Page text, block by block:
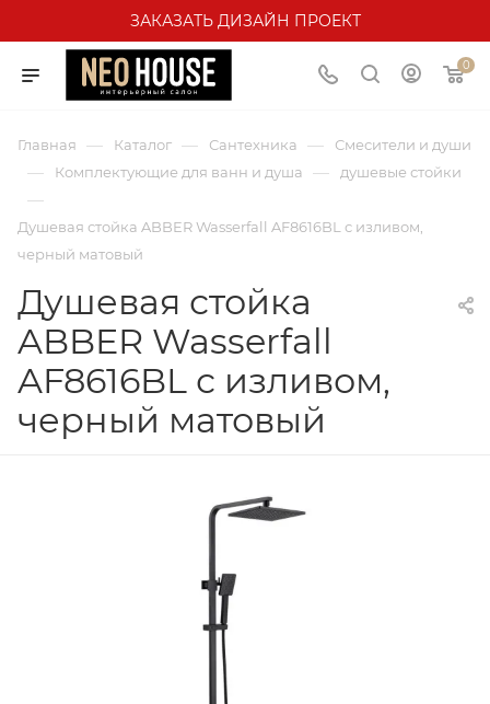
ЗАКАЗАТЬ ДИЗАЙН ПРОЕКТ
0
Главная — Каталог — Сантехника — Смесители и души
— Комплектующие для ванн и душа — душевые стойки
—
Душевая стойка ABBER Wasserfall AF8616BL с изливом,
черный матовый
Душевая стойка
ABBER Wasserfall
AF8616BL с изливом,
черный матовый